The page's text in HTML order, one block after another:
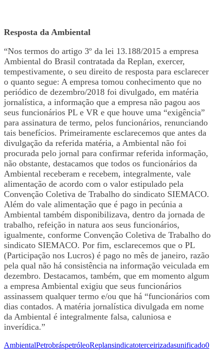
Resposta da Ambiental
“Nos termos do artigo 3º da lei 13.188/2015 a empresa
Ambiental do Brasil contratada da Replan, exercer,
tempestivamente, o seu direito de resposta para esclarecer
o quanto segue: A empresa tomou conhecimento que no
periódico de dezembro/2018 foi divulgado, em matéria
jornalística, a informação que a empresa não pagou aos
seus funcionários PL e VR e que houve uma “exigência”
para assinatura de termo, pelos funcionários, renunciando
tais benefícios. Primeiramente esclarecemos que antes da
divulgação da referida matéria, a Ambiental não foi
procurada pelo jornal para confirmar referida informação,
não obstante, destacamos que todos os funcionários da
Ambiental receberam e recebem, integralmente, vale
alimentação de acordo com o valor estipulado pela
Convenção Coletiva de Trabalho do sindicato SIEMACO.
Além do vale alimentação que é pago in pecúnia a
Ambiental também disponibilizava, dentro da jornada de
trabalho, refeição in natura aos seus funcionários,
igualmente, conforme Convenção Coletiva de Trabalho do
sindicato SIEMACO. Por fim, esclarecemos que o PL
(Participação nos Lucros) é pago no mês de janeiro, razão
pela qual não há consistência na informação veiculada em
dezembro. Destacamos, também, que em momento algum
a empresa Ambiental exigiu que seus funcionários
assinassem qualquer termo e/ou que há “funcionários com
dias contados. A matéria jornalística divulgada em nome
da Ambiental é integralmente falsa, caluniosa e
inverídica.”
AmbientalPetrobráspetróleoReplansindicatoterceirizadasunificado0